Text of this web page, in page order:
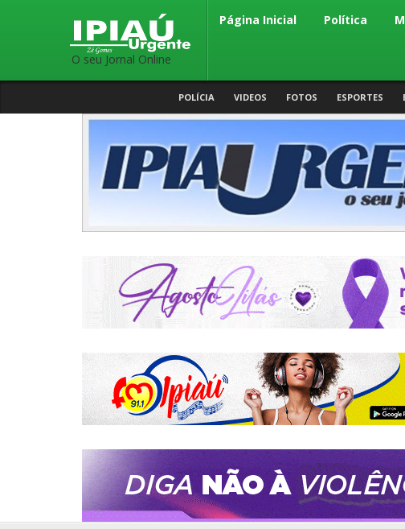
O seu Jornal Online
Página Inicial Política
POLÍCIA VIDEOS FOTOS ESPORTES